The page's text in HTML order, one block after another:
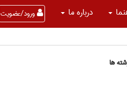
درباره ما ورود/عضویت
ها